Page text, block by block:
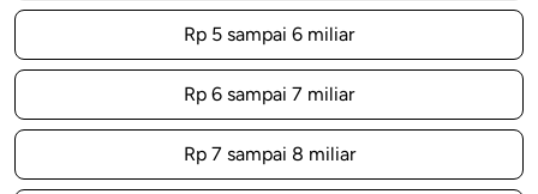
Rp 5 sampai 6 miliar
Rp 6 sampai 7 miliar
Rp 7 sampai 8 miliar